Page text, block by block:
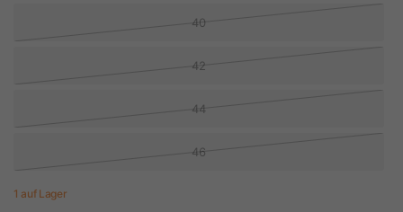
40
42
44
46
1 auf Lager